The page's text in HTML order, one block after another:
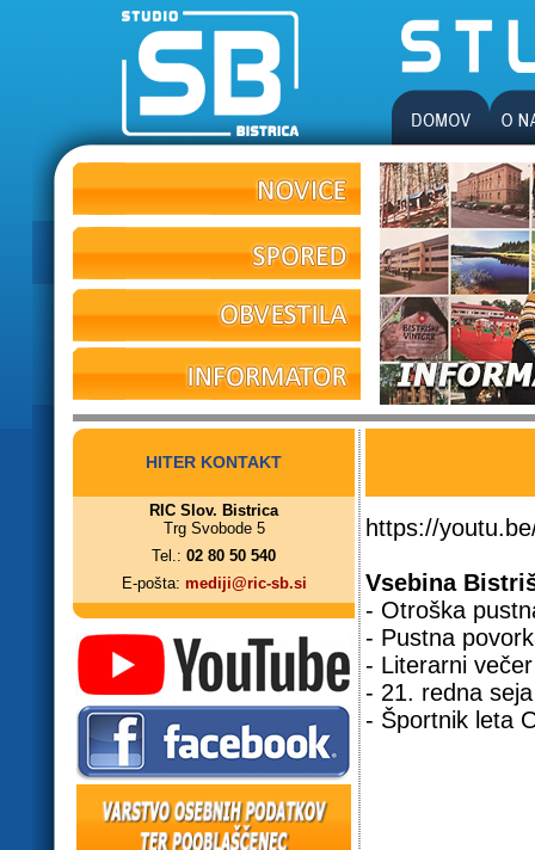
HITER KONTAKT
RIC Slov. Bistrica
Trg Svobode 5
Tel.: 02 80 50 540
E-pošta: mediji@ric-sb.si
https://
Vsebina
- Otroška
- Pustna
- Literarni
- 21. redna
- Športnik leta